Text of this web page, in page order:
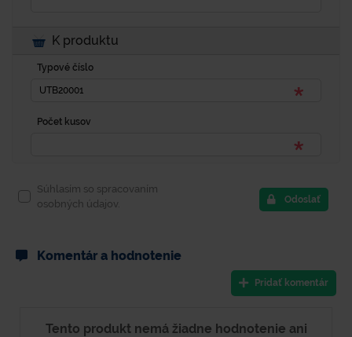
K produktu
Typové číslo
Počet kusov
Súhlasím so spracovaním
osobných údajov.
Odoslať
Komentár a hodnotenie
Pridať komentár
Tento produkt nemá žiadne hodnotenie ani